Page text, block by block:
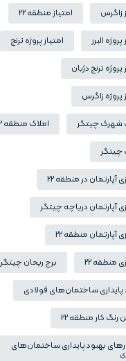
زاگرس امتیاز منطقه 22
البرز امتیاز پروژه ترنج
پروژه ترنج دژبان
پروژه زاگرس
شهرک چیتگر املاک منطقه 22
چیتگر
آپارتمان در منطقه 22
آپارتمان دریاچه چیتگر
آپارتمان منطقه 22
منطقه 22 برج ریحان چیتگر
پایداری ساختمان‌های فولادی
رنگ کار منطقه 22
بهبود پایداری ساختمان‌های